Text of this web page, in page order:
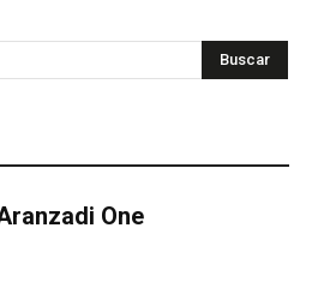
Buscar
One